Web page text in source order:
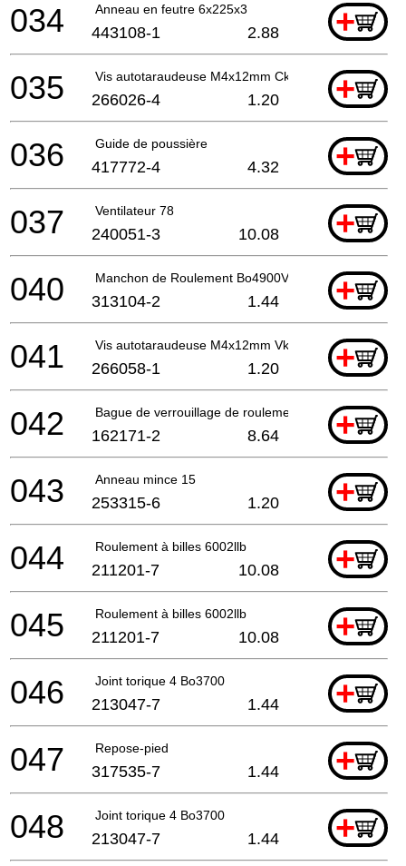
Anneau en feutre 6x225x3 +
034 443108-1 2.88
Vis autotaraudeuse M4x12mm Ck +
035 266026-4 1.20
Guide de poussière +
036 417772-4 4.32
Ventilateur 78 +
037 240051-3 10.08
Manchon de Roulement Bo4900V +
040 313104-2 1.44
Vis autotaraudeuse M4x12mm Vk +
041 266058-1 1.20
Bague de verrouillage de roulement 24 +
042 162171-2 8.64
Anneau mince 15 +
043 253315-6 1.20
Roulement à billes 6002llb +
044 211201-7 10.08
Roulement à billes 6002llb +
045 211201-7 10.08
Joint torique 4 Bo3700 +
046 213047-7 1.44
Repose-pied +
047 317535-7 1.44
Joint torique 4 Bo3700 +
048 213047-7 1.44